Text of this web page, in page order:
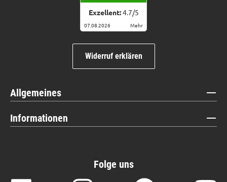
Exzellent:4.7/5
07.08.2026 Mehr
Widerruf erklären
Allgemeines
Informationen
Folge uns